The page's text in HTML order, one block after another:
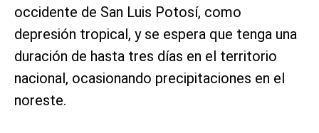
occidente de San Luis Potosí, como
depresión tropical, y se espera que tenga una
duración de hasta tres días en el territorio
nacional, ocasionando precipitaciones en el
noreste.